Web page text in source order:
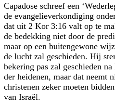
Capadose schreef een
de evangelieverkondiging
dat uit 2 Kor 3:16 valt op te
de bedekking niet door de
maar op een buitengewone
de lucht zal geschieden. Hij
bekering pas zal geschieden
der heidenen, maar dat neemt
christenen zeker moeten
van Israël.